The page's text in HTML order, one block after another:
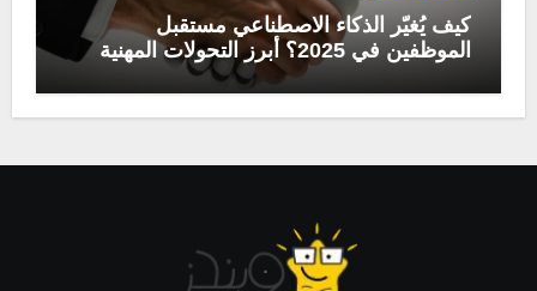
كيف يُغيّر الذكاء الاصطناعي مستقبل
الموظفين في 2025؟ أبرز التحولات المهنية